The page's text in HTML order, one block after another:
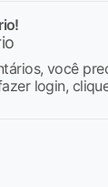
você
login,